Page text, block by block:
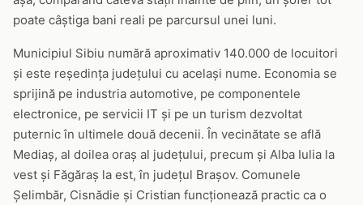
poate câștiga bani reali pe parcursul unei luni.
Municipiul Sibiu numără aproximativ 140.000 de locuitori
și este reședința județului cu același nume. Economia se
sprijină pe industria automotive, pe componentele
electronice, pe servicii IT și pe un turism dezvoltat
puternic în ultimele două decenii. În vecinătate se află
Mediaș, al doilea oraș al județului, precum și Alba Iulia la
vest și Făgăraș la est, în județul Brașov. Comunele
Șelimbăr, Cisnădie și Cristian funcționează practic ca o